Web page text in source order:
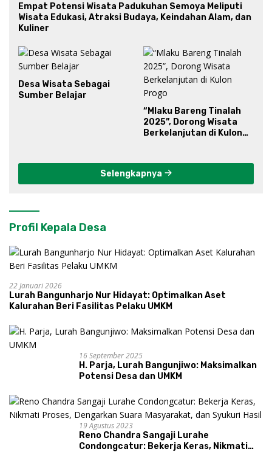
Empat Potensi Wisata Padukuhan Semoya Meliputi
Wisata Edukasi, Atraksi Budaya, Keindahan Alam, dan
Kuliner
Desa Wisata Sebagai
Sumber Belajar
“Mlaku Bareng Tinalah
2025”, Dorong Wisata
Berkelanjutan di Kulon
Selengkapnya
Profil Kepala Desa
22 Januari 2026
Lurah Bangunharjo Nur Hidayat: Optimalkan Aset
Kalurahan Beri Fasilitas Pelaku UMKM
16 September 2025
H. Parja, Lurah Bangunjiwo: Maksimalkan
Potensi Desa dan UMKM
19 Agustus 2023
Reno Chandra Sangaji Lurahe
Condongcatur: Bekerja Keras, Nikmati